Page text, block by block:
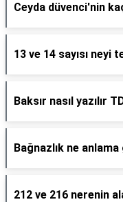
Ceyda düvenci'nin
13 ve 14 sayısı neyi
Baksır nasıl yazılır
Bağnazlık ne
212 ve 216 nerenin